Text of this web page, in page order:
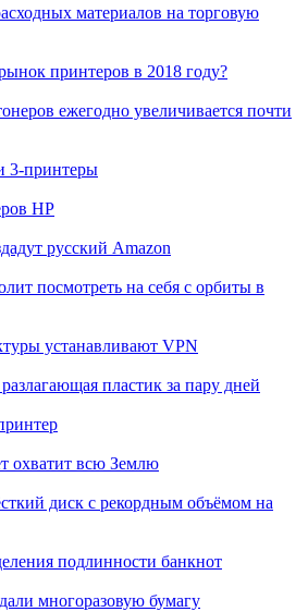
материалов на торговую
принтеров в 2018 году?
ежегодно увеличивается почти
3-принтеры
HP
русский Amazon
посмотреть на себя с орбиты в
устанавливают VPN
пластик за пару дней
охватит всю Землю
диск с рекордным объёмом на
подлинности банкнот
многоразовую бумагу